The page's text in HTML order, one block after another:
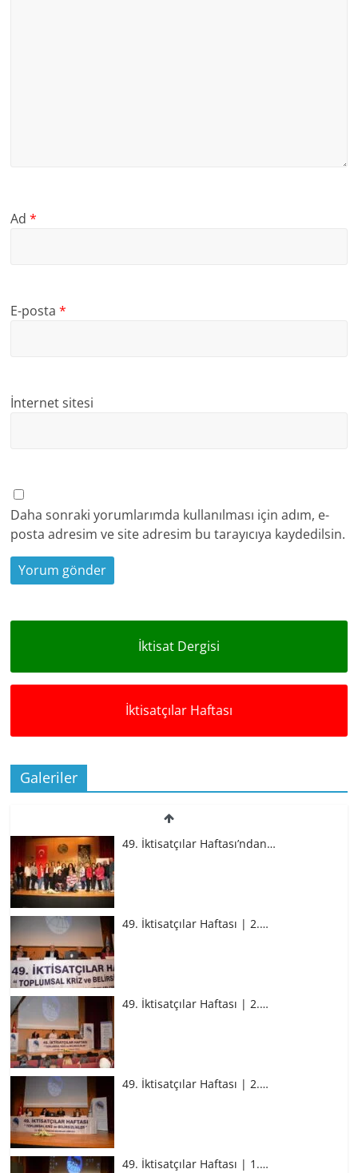
Ad*
E-posta*
İnternet sitesi
Daha sonraki yorumlarımda kullanılması için adım, e-
posta adresim ve site adresim bu tarayıcıya kaydedilsin.
İktisat Dergisi
İktisatçılar Haftası
Galeriler
49. İktisatçılar Haftası’ndan…
49. İktisatçılar Haftası | 2.…
49. İktisatçılar Haftası | 2.…
49. İktisatçılar Haftası | 2.…
49. İktisatçılar Haftası | 1.…